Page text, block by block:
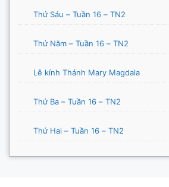
Thứ Sáu – Tuần 16 – TN2
Thứ Năm – Tuần 16 – TN2
Lễ kính Thánh Mary Magdala
Thứ Ba – Tuần 16 – TN2
Thứ Hai – Tuần 16 – TN2